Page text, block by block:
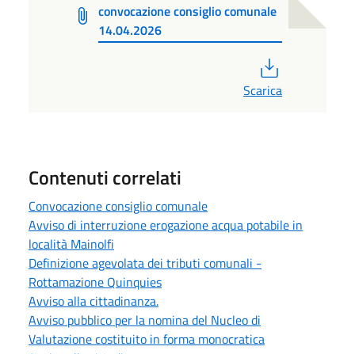
convocazione consiglio comunale
14.04.2026
Scarica
Contenuti correlati
Convocazione consiglio comunale
Avviso di interruzione erogazione acqua potabile in
località Mainolfi
Definizione agevolata dei tributi comunali -
Rottamazione Quinquies
Avviso alla cittadinanza.
Avviso pubblico per la nomina del Nucleo di
Valutazione costituito in forma monocratica